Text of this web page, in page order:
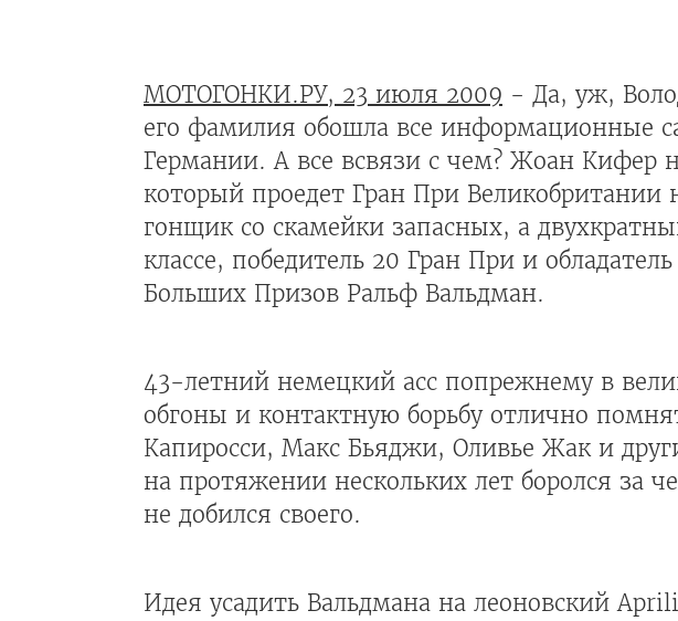
МОТОГОНКИ.РУ, 23 июля 2009 - Да, уж,
его фамилия обошла все информационные
Германии. А все всвязи с чем? Жоан Кифер
который проедет Гран При
гонщик со скамейки запасных, а
классе, победитель 20 Гран При и
Больших Призов Ральф Вальдман.
43-летний немецкий асс попрежнему в
обгоны и контактную борьбу отлично
Капиросси, Макс Бьяджи, Оливье Жак и
на протяжении нескольких лет боролся за
не добился своего.
Идея усадить Вальдмана на леоновский